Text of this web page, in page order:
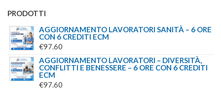
PRODOTTI
AGGIORNAMENTO LAVORATORI SANITÀ – 6 ORE
CON 6 CREDITI ECM
€97.60
AGGIORNAMENTO LAVORATORI – DIVERSITÀ,
CONFLITTI E BENESSERE – 6 ORE CON 6 CREDITI
ECM
€97.60